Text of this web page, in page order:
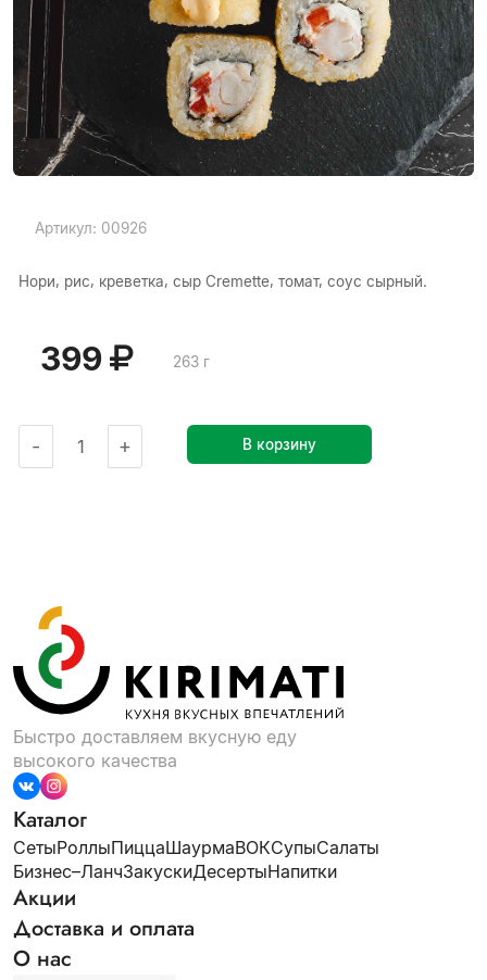
Артикул: 00926
Нори, рис, креветка, сыр Cremette, томат, соус сырный.
399 263 г
- + В корзину
Быстро доставляем вкусную еду
высокого качества
Каталог
СетыРоллыПиццаШаурмаВОКСупыСалаты
Бизнес–ЛанчЗакускиДесертыНапитки
Акции
Доставка и оплата
О нас